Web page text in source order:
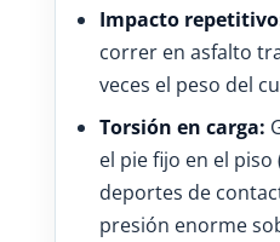
Impacto
correr en asfalto
veces el peso del
Torsión en carga:
el pie fijo en el
deportes de
presión enorme